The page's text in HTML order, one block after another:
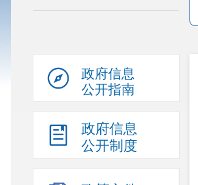
政府信息
公开指南
政府信息
公开制度